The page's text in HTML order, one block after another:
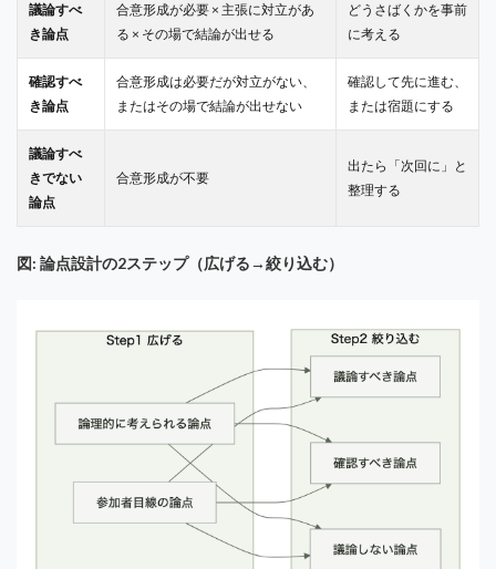
議論すべ
き論点
合意形成が必要 × 主張に対立があ
る × その場で結論が出せる
どうさばくかを事前
に考える
確認すべ
き論点
合意形成は必要だが対立がない、
またはその場で結論が出せない
確認して先に進む、
または宿題にする
議論すべ
きでない
論点
合意形成が不要
出たら「次回に」と
整理する
図: 論点設計の2ステップ（広げる→絞り込む）